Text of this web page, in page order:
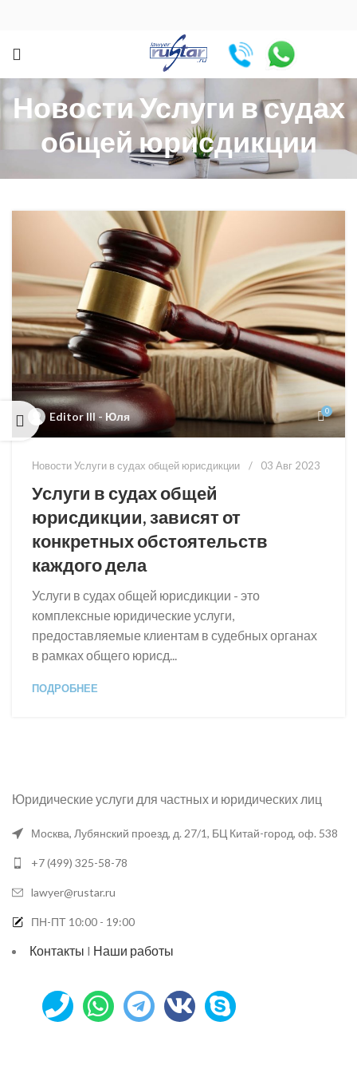
Новости Услуги в судах
общей юрисдикции
Editor III - Юля 0
Новости Услуги в судах общей юрисдикции 03 Авг 2023
Услуги в судах общей
юрисдикции, зависят от
конкретных обстоятельств
каждого дела
Услуги в судах общей юрисдикции - это
комплексные юридические услуги,
предоставляемые клиентам в судебных органах
в рамках общего юрисд...
ПОДРОБНЕЕ
Юридические услуги для частных и юридических лиц
Москва, Лубянский проезд, д. 27/1, БЦ Китай-город, оф. 538
+7 (499) 325-58-78
lawyer@rustar.ru
ПН-ПТ 10:00 - 19:00
Контакты I Наши работы